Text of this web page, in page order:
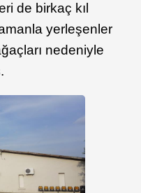
de birkaç kıl
yerleşenler
nedeniyle